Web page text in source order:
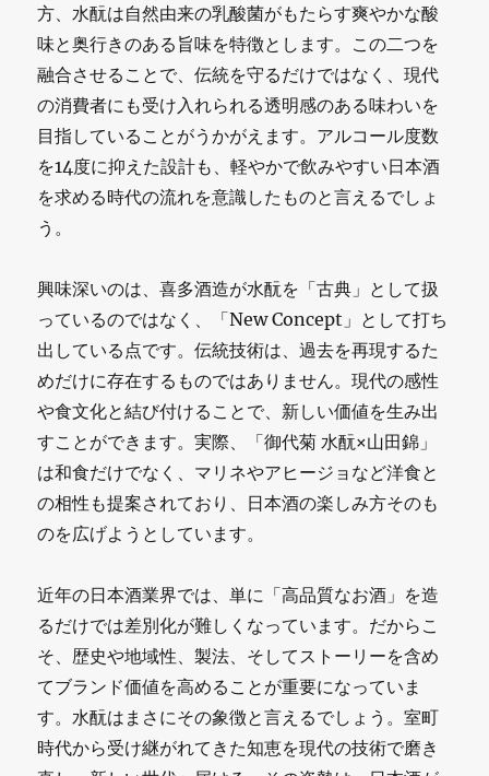
方、水酛は自然由来の乳酸菌がもたらす爽やかな酸
味と奥行きのある旨味を特徴とします。この二つを
融合させることで、伝統を守るだけではなく、現代
の消費者にも受け入れられる透明感のある味わいを
目指していることがうかがえます。アルコール度数
を14度に抑えた設計も、軽やかで飲みやすい日本酒
を求める時代の流れを意識したものと言えるでしょ
う。
興味深いのは、喜多酒造が水酛を「古典」として扱
っているのではなく、「New Concept」として打ち
出している点です。伝統技術は、過去を再現するた
めだけに存在するものではありません。現代の感性
や食文化と結び付けることで、新しい価値を生み出
すことができます。実際、「御代菊 水酛×山田錦」
は和食だけでなく、マリネやアヒージョなど洋食と
の相性も提案されており、日本酒の楽しみ方そのも
のを広げようとしています。
近年の日本酒業界では、単に「高品質なお酒」を造
るだけでは差別化が難しくなっています。だからこ
そ、歴史や地域性、製法、そしてストーリーを含め
てブランド価値を高めることが重要になっていま
す。水酛はまさにその象徴と言えるでしょう。室町
時代から受け継がれてきた知恵を現代の技術で磨き